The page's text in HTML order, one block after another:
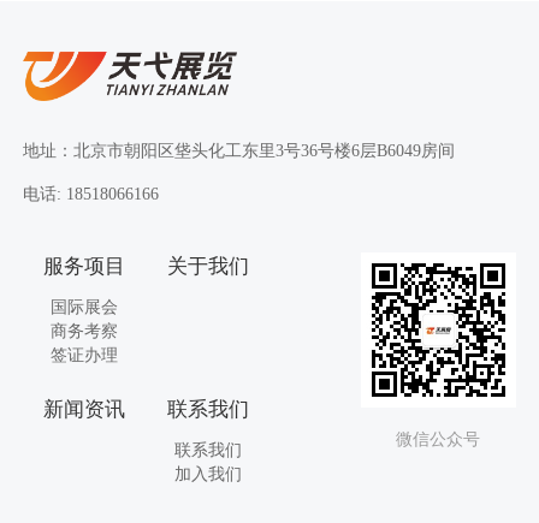
地址：北京市朝阳区垡头化工东里3号36号楼6层B6049房间
电话: 18518066166
服务项目
国际展会
商务考察
签证办理
关于我们
新闻资讯 联系我们
联系我们
加入我们
微信公众号